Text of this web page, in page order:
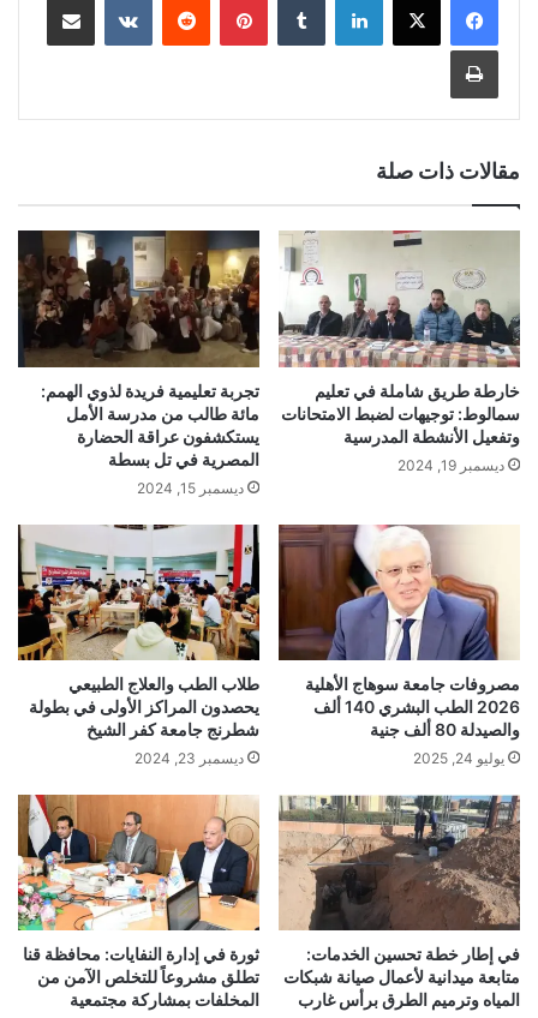
مقالات ذات صلة
خارطة طريق شاملة في تعليم
سمالوط: توجيهات لضبط الامتحانات
وتفعيل الأنشطة المدرسية
ديسمبر 19, 2024
تجربة تعليمية فريدة لذوي الهمم:
مائة طالب من مدرسة الأمل
يستكشفون عراقة الحضارة
المصرية في تل بسطة
ديسمبر 15, 2024
مصروفات جامعة سوهاج الأهلية
2026 الطب البشري 140 ألف
والصيدلة 80 ألف جنية
يوليو 24, 2025
طلاب الطب والعلاج الطبيعي
يحصدون المراكز الأولى في بطولة
شطرنج جامعة كفر الشيخ
ديسمبر 23, 2024
في إطار خطة تحسين الخدمات:
متابعة ميدانية لأعمال صيانة شبكات
المياه وترميم الطرق برأس غارب
ثورة في إدارة النفايات: محافظة قنا
تطلق مشروعاً للتخلص الآمن من
المخلفات بمشاركة مجتمعية